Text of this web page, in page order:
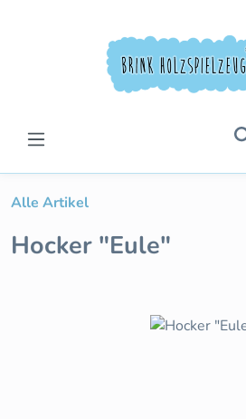
Alle Artikel
Hocker "Eule"
Bildergalerie überspringen